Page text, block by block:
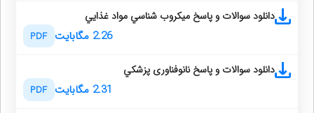
دانلود سوالات و پاسخ ميكروب شناسي مواد غذايي
2.26 مگابایت PDF
دانلود سوالات و پاسخ نانوفناوری پزشكي
2.31 مگابایت PDF